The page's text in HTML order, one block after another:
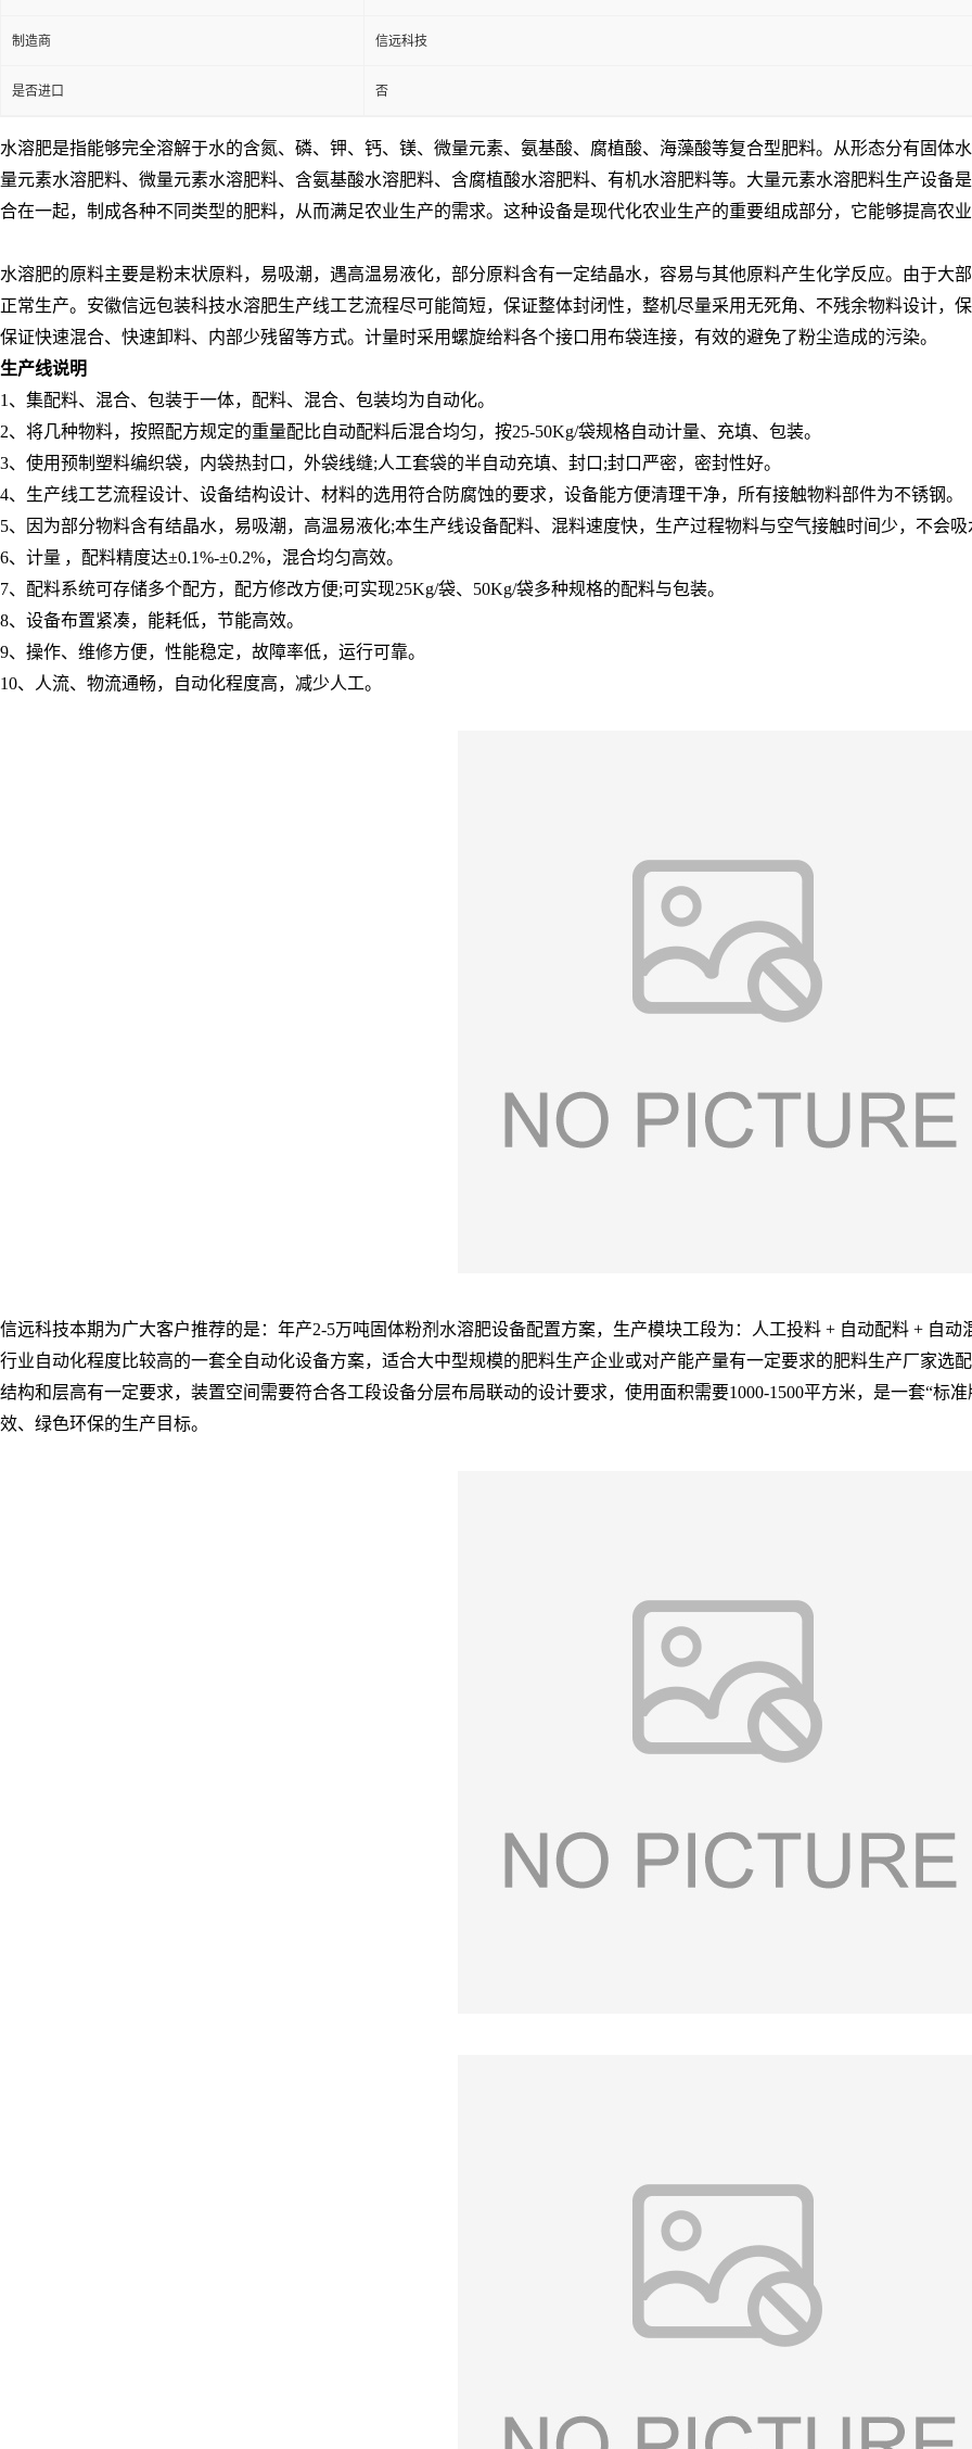
制造商 信远科技
是否进口 否
水溶肥是指能够完全溶解于水的含氮、磷、钾、钙、镁、微量元素、氨基酸、腐植酸、海藻酸等复合型肥料。从形态分有固体
量元素水溶肥料、微量元素水溶肥料、含氨基酸水溶肥料、含腐植酸水溶肥料、有机水溶肥料等。 大量元素水溶肥料生产设备
合在一起，制成各种不同类型的肥料，从而满足农业生产的需求。这种设备是现代化农业生产的重要组成部分，它能够提高农
水溶肥的原料主要是粉末状原料，易吸潮，遇高温易液化，部分原料含有一定结晶水，容易与其他原料产生化学反应。由于大
正常生产。 安徽信远包装科技水溶肥生产线工艺流程尽可能简短，保证整体封闭性，整机尽量采用无死角、不残余物料设计，
保证快速混合、快速卸料、内部少残留等方式。计量时采用螺旋给料各个接口用布袋连接，有效的避免了粉尘造成的污染。
生产线说明
1 、 集配料、混合、包装于一体，配料、混合、包装均为自动化。
2、 将几种物料，按照配方规定的重量配比自动配料后混合均匀，按25-50Kg/袋规格自动计量、充填、包装。
3、 使用预制塑料编织袋，内袋热封口，外袋线缝;人工套袋的半自动充填、封口 ;封口严密，密封性好。
4、 生产线工艺流程设计、设备结构设计、材料的选用符合防腐蚀的要求，设备能方便清理干净，所有接触物料部件为不锈钢。
5、 因为部分物料含有结晶水，易吸潮，高温易液化;本生产线设备配料、混料速度快，生产过程物料与空气接触时间少，不会吸
6、 计量 ，配料精度达±0.1%-±0.2%，混合均匀高效。
7、 配料系统可存储多个配方，配方修改方便;可实现25Kg/袋、 50Kg/袋多种规格的配料与包装。
8、 设备布置紧凑，能耗低，节能高效。
9、 操作、维修方便，性能稳定，故障率低，运行可靠。
10、 人流、物流通畅，自动化程度高，减少人工。
信远科技本期为广大客户推荐的是：年产2-5万吨固体粉剂水溶肥设备配置方案，生产模块工段为：人工投料 + 自动配料 + 自
行业自动化程度比较高的一套全自动化设备方案，适合大中型规模的肥料生产企业或对产能产量有一定要求的肥料生产厂家选
结构和层高有一定要求，装置空间需要符合各工段设备分层布局联动的设计要求，使用面积需要1000-1500平方米，是一套“标
效、绿色环保的生产目标。